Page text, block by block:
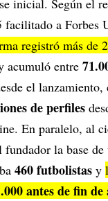
inicial. Según el
facilitado a Forbes
registró más de
acumuló entre
el
de perfiles
En paralelo, al
fundador la base de
460 futbolistas y
antes de fin de